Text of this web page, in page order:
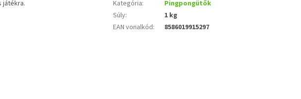
játékra. Kategória:
Pingpongütők
Súly:
1 kg
EAN vonalkód: 8586019915297